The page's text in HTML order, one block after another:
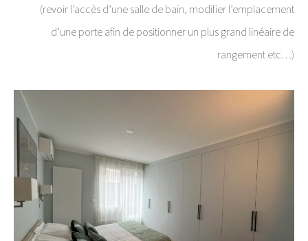
(revoir l’accès d’une salle de bain, modifier l’emplacement
d’une porte afin de positionner un plus grand linéaire de
rangement etc…)